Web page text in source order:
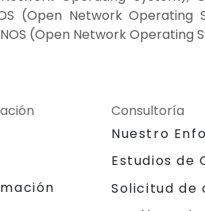
(Open Network Operating
(Open Network Operating
Consultoría
Nuestro
Estudios de
Solicitud de